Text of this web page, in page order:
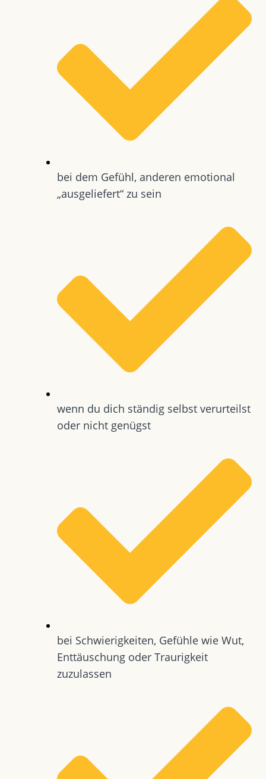
bei dem Gefühl, anderen emotional
„ausgeliefert“ zu sein
wenn du dich ständig selbst verurteilst
oder nicht genügst
bei Schwierigkeiten, Gefühle wie Wut,
Enttäuschung oder Traurigkeit
zuzulassen